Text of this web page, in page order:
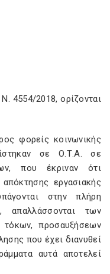
4554/2018, ορίζονται
φορείς κοινωνικής
σε Ο.Τ.Α. σε
που έκριναν ότι
εργασιακής
στην πλήρη
των
τόκων, προσαυξήσεων
που έχει διανυθεί
αυτά αποτελεί